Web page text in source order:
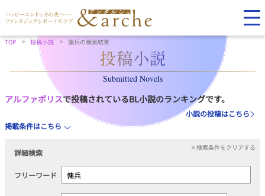
TOP 投稿小説 傭兵の検索結果
Submitted Novels
アルファポリスで投稿されているBL小説のランキングです。
小説の投稿はこちら
掲載条件はこちら
詳細検索
×検索条件をクリアする
フリーワード